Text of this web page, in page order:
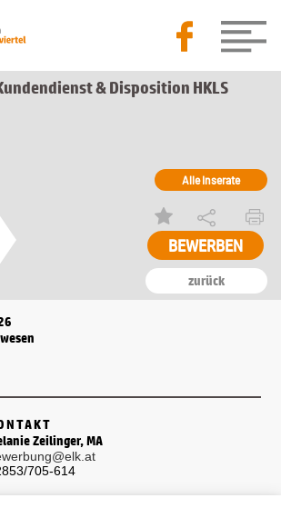
& Disposition HKLS
zurück
Alle Inserate
Zeilinger, MA
705-614